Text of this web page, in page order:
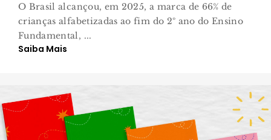
O Brasil alcançou, em 2025, a marca de 66% de
crianças alfabetizadas ao fim do 2º ano do Ensino
Fundamental, ...
Saiba Mais